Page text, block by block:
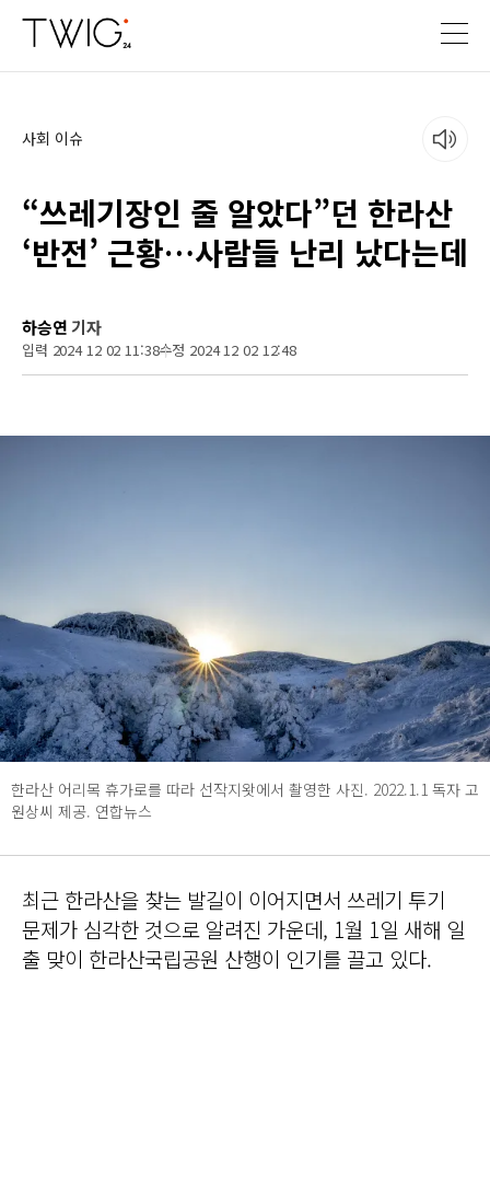
사회 이슈
“쓰레기장인 줄 알았다”던 한라산
‘반전’ 근황…사람들 난리 났다는데
하승연기자
입력 2024 12 02 11:38수정 2024 12 02 12:48
한라산 어리목 휴가로를 따라 선작지왓에서 촬영한 사진. 2022.1.1 독자 고
원상씨 제공. 연합뉴스
최근 한라산을 찾는 발길이 이어지면서 쓰레기 투기
문제가 심각한 것으로 알려진 가운데, 1월 1일 새해 일
출 맞이 한라산국립공원 산행이 인기를 끌고 있다.